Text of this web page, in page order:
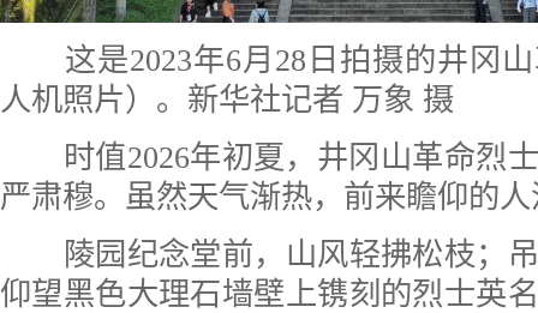
这是2023年6月28日拍摄的井冈
人机照片）。新华社记者 万象 摄
时值2026年初夏，井冈山革命烈
严肃穆。虽然天气渐热，前来瞻仰的
陵园纪念堂前，山风轻拂松枝；吊
仰望黑色大理石墙壁上镌刻的烈士英